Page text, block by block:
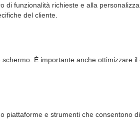
funzionalità richieste e alla
del cliente.
È importante anche ottimizzare
piattaforme e strumenti che consentono